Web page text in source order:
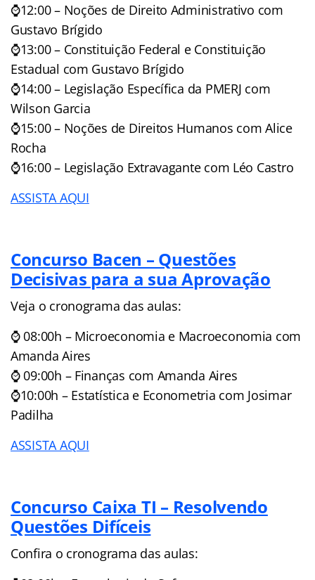
⌚12:00 – Noções de Direito Administrativo com
Gustavo Brígido
⌚13:00 – Constituição Federal e Constituição
Estadual com Gustavo Brígido
⌚14:00 – Legislação Específica da PMERJ com
Wilson Garcia
⌚15:00 – Noções de Direitos Humanos com Alice
Rocha
⌚16:00 – Legislação Extravagante com Léo Castro
ASSISTA AQUI
Concurso Bacen – Questões
Decisivas para a sua Aprovação
Veja o cronograma das aulas:
⌚ 08:00h – Microeconomia e Macroeconomia com
Amanda Aires
⌚ 09:00h – Finanças com Amanda Aires
⌚10:00h – Estatística e Econometria com Josimar
Padilha
ASSISTA AQUI
Concurso Caixa TI – Resolvendo
Questões Difíceis
Confira o cronograma das aulas: